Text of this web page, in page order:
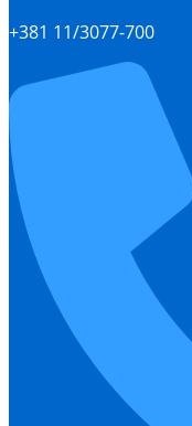
+381 11/3077-700